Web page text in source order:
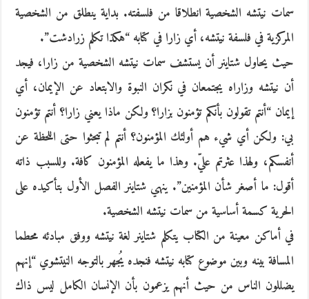
سمات نيتشه الشخصية انطلاقا من فلسفته. بداية ينطلق من الشخصية
المركزية في فلسفة نيتشه، أي زارا في كتابه “هكذا تكلم زرادشت”.
حيث يحاول شتاينر أن يستشف سمات نيتشه الشخصية من زارا، فيجد
أن نيتشه وزاراه يجتمعان في نكران النبوة والابتعاد عن الإيمان، أي
إيمان “أنتم تقولون بأنكم تؤمنون بزارا؟ ولكن ماذا يعني زارا؟ أنتم تؤمنون
بي: ولكن أي شيء هم أولئك المؤمنون؟ أنتم لم تبحثوا حتى اللحظة عن
أنفسكم، ولهذا عثرتم عليّ. وهذا ما يفعله المؤمنون كافة. وللسبب ذاته
أقول: ما أصغر شأن المؤمنين”. ينهي شتاينر الفصل الأول بتأكيده على
الحرية كسمة أساسية من سمات نيتشه الشخصية.
في أماكن معينة من الكتاب يتكلم شتاينر لغة نيتشه ووفق مبادئه محطما
المسافة بينه وبين موضوع كتابه نيتشه فنجده يُجهر بالتوجه النيتشوي “إنهم
يضللون الناس من حيث أنهم يزعمون بأن الإنسان الكامل ليس ذاك